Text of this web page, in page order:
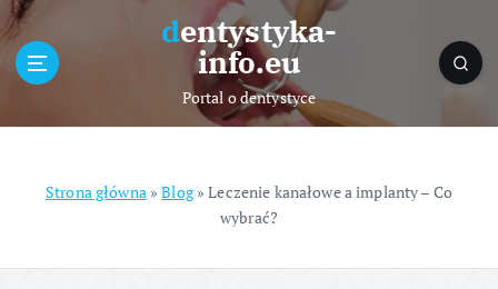
e
dentystyka-
info.eu
Portal o dentystyce
Strona główna»Blog»Leczenie kanałowe a implanty – Co
wybrać?